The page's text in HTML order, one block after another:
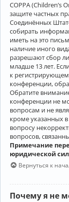
COPPA (Children’s
защите частных
Соединённых
собирать
иметь на это
наличие иного
разрешают сбор
младше 13 лет.
к
конференции,
Обратите
конференции не
вопросам и не
кроме указанных
вопросу
вопросов,
Примечание
юридической
Вернуться к
Почему я не